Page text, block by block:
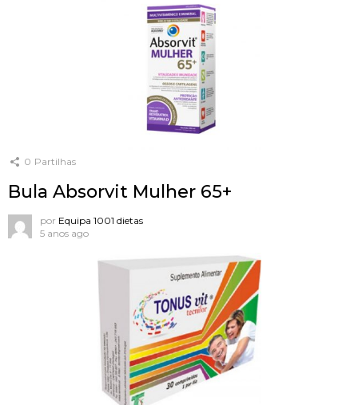
0 Partilhas
Bula Absorvit Mulher 65+
por Equipa 1001 dietas
5 anos ago